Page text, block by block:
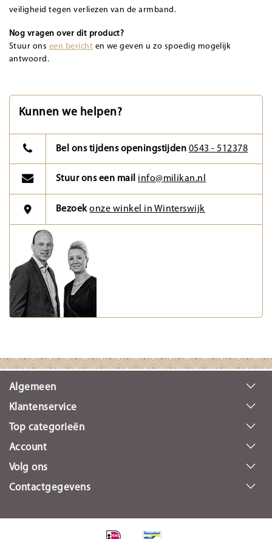
veiligheid tegen verliezen van de armband.
Nog vragen over dit product?
Stuur ons een bericht en we geven u zo spoedig mogelijk
antwoord.
Kunnen we helpen?
Bel ons tijdens openingstijden 0543 - 512378
Stuur ons een mail info@milikan.nl
Bezoekonze winkel in Winterswijk
Algemeen
Klantenservice
Top categorieën
Account
Volg ons
Contactgegevens